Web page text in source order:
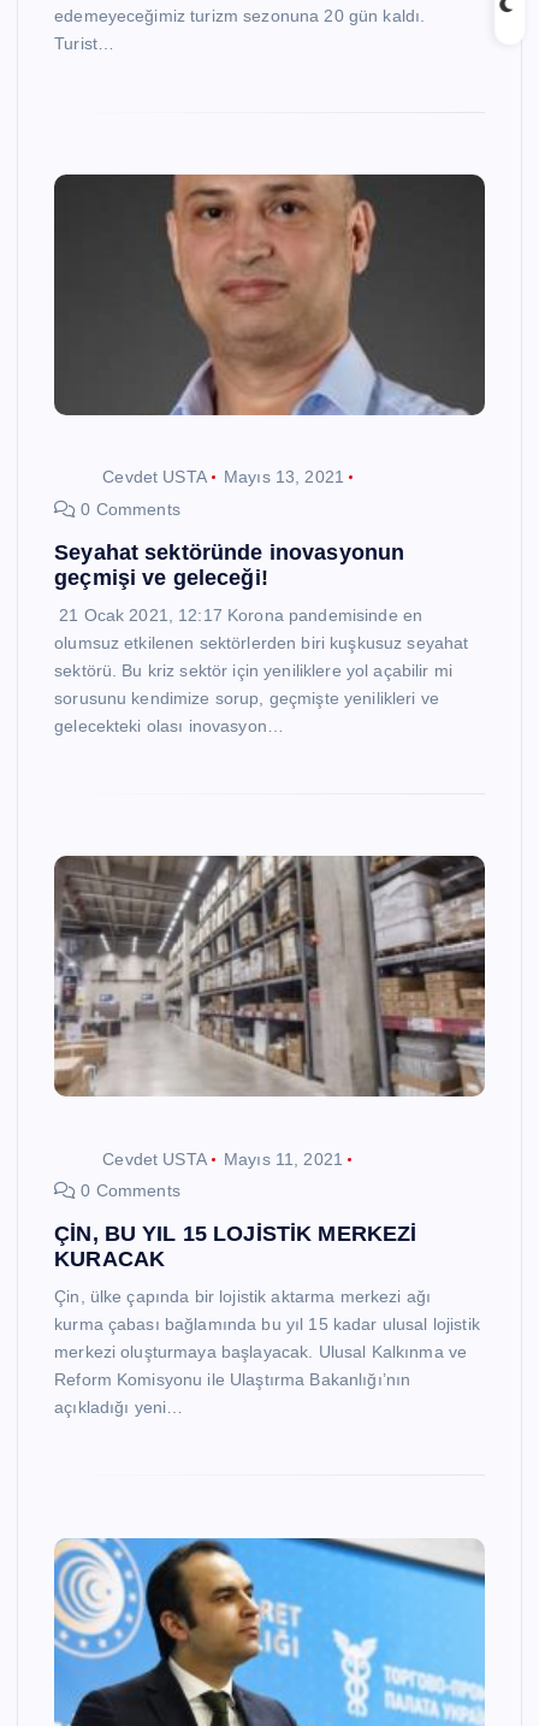
edemeyeceğimiz turizm sezonuna 20 gün kaldı.
Turist…
Cevdet USTA
Mayıs 13, 2021
0 Comments
Seyahat sektöründe inovasyonun
geçmişi ve geleceği!
21 Ocak 2021, 12:17 Korona pandemisinde en
olumsuz etkilenen sektörlerden biri kuşkusuz seyahat
sektörü. Bu kriz sektör için yeniliklere yol açabilir mi
sorusunu kendimize sorup, geçmişte yenilikleri ve
gelecekteki olası inovasyon…
Cevdet USTA
Mayıs 11, 2021
0 Comments
ÇİN, BU YIL 15 LOJİSTİK MERKEZİ
KURACAK
Çin, ülke çapında bir lojistik aktarma merkezi ağı
kurma çabası bağlamında bu yıl 15 kadar ulusal lojistik
merkezi oluşturmaya başlayacak. Ulusal Kalkınma ve
Reform Komisyonu ile Ulaştırma Bakanlığı’nın
açıkladığı yeni…